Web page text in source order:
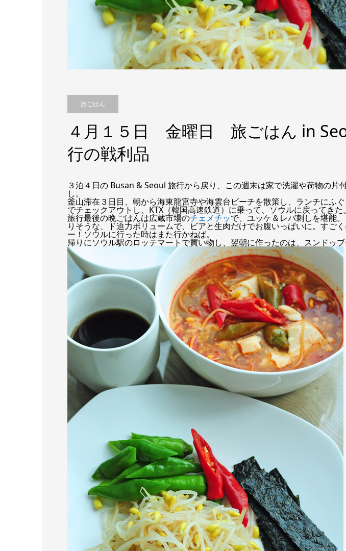
旅ごはん
４月１５日 金曜日 旅ごはん in
行の戦利品
３泊４日の Busan & Seoul 旅行から戻り、この週末は家で洗濯や荷物の片
し。
釜山滞在３日目、朝から海東龍宮寺や海雲台ビーチを散策し、ランチにふ
でチェックアウトし、KTX（韓国高速鉄道）に乗って、ソウルに戻ってきた。
旅行最後の晩ごはんは広蔵市場のチェメチッで、ユッケ＆レバ刺しを堪能
りそうな、ド迫力ボリュームで、ビアと生肉だけでお腹いっぱいに。すご
ー！ソウルに行った時はまた行かねば。
帰りにソウル駅のロッテマートで買い物し、翌朝に作ったのは、スンドゥ